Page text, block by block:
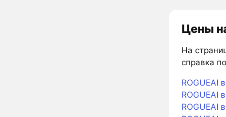
Цены
На
справка
ROGUEAI
ROGUEAI
ROGUEAI